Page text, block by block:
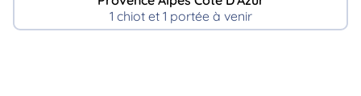
1 chiot et 1 portée à venir